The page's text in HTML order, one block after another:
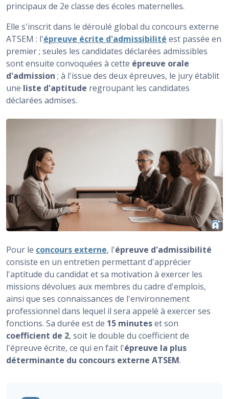
Résultats des sessions récentes à l'oral externe
Ce que le jury attend à l'oral du concours externe
ATSEM
Se préparer à l'entretien du concours externe ATSEM
principaux de 2e classe des écoles maternelles.
Elle s'inscrit dans le déroulé global du concours externe
ATSEM : l'épreuve écrite d'admissibilité est passée en
premier ; seules les candidates déclarées admissibles
sont ensuite convoquées à cette épreuve orale
d'admission ; à l'issue des deux épreuves, le jury établit
une liste d'aptitude regroupant les candidates
déclarées admises.
Pour le concours externe, l'épreuve d'admissibilité
consiste en un entretien permettant d'apprécier
l'aptitude du candidat et sa motivation à exercer les
missions dévolues aux membres du cadre d'emplois,
ainsi que ses connaissances de l'environnement
professionnel dans lequel il sera appelé à exercer ses
fonctions. Sa durée est de 15 minuteset son
coefficient de 2, soit le double du coefficient de
l'épreuve écrite, ce qui en fait l'épreuve la plus
déterminante du concours externe ATSEM.